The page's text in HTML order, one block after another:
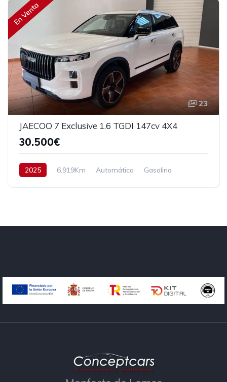
En Venta
23
JAECOO 7 Exclusive 1.6 TGDI 147cv 4X4
30.500€
2025 6.919Km Automático
Gasolina